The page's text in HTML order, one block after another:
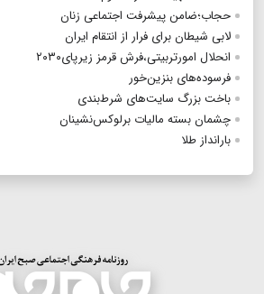
حجاب؛ضامن پیشرفت اجتماعی زنان
لابی شیطان برای فرار از انتقام ایران
انحلال امورتربیتی،فرش قرمز زیرپای۲۰۳۰
فرسوده‌های بنزین‌خور
باخت بزرگ سایت‌های شرط‌بندی
چشمان بسته مالیات برلوکس‌نشینان
بارانداز طلا